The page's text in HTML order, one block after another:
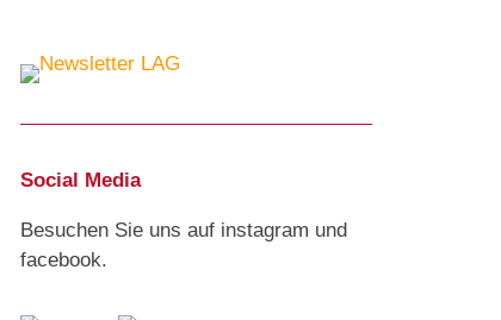
Social Media
Besuchen Sie uns auf instagram und
facebook.